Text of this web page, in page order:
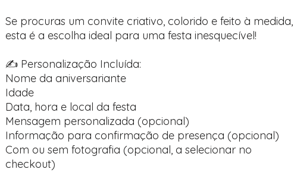
Se procuras um convite criativo, colorido e feito à medida,
esta é a escolha ideal para uma festa inesquecível!
✍️ Personalização Incluída:
Nome da aniversariante
Idade
Data, hora e local da festa
Mensagem personalizada (opcional)
Informação para confirmação de presença (opcional)
Com ou sem fotografia (opcional, a selecionar no
checkout)